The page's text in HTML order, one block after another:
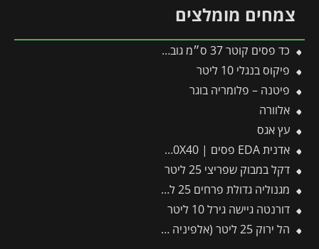
צמחים מומלצים
כד פסים קוטר 37 ס״מ גובה 37 ס״מ שמנת
פיקוס בנגלי 10 ליטר
פיטנה – פלומריה בוגר
אלוורה
עץ אגס
אדנית EDA פסים | 100X40X40 ס"מ | אפור כהה
דקל במבוק שפריצי 25 ליטר
מגנוליה גדולת פרחים 25 ליטר
דורנטה גיישה גירל 10 ליטר
הל ירוק 25 ליטר (אלפיניה הדורה)